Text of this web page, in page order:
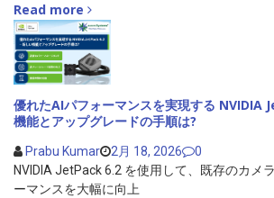
Read more
優れたAIパフォーマンスを実現する NVIDIA
機能とアップグレードの手順は?
Prabu Kumar 2月 18, 2026
0
NVIDIA JetPack 6.2 を使用して、既存のカメ
ーマンスを大幅に向上